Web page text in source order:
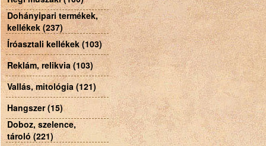
Dohányipari termékek,
kellékek (237)
Íróasztali kellékek (103)
Reklám, relikvia (103)
Vallás, mitológia (121)
Hangszer (15)
Doboz, szelence,
tároló (221)